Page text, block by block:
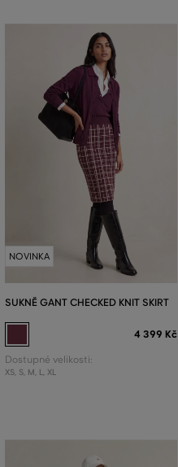
NOVINKA
SUKNĚ GANT CHECKED KNIT SKIRT
4 399 Kč
Dostupné velikosti:
XS, S, M, L, XL